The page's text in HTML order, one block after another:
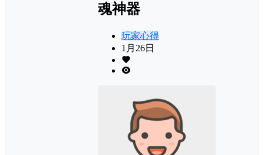
魂神器
玩家心得
1月26日